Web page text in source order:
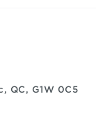
QC, G1W 0C5